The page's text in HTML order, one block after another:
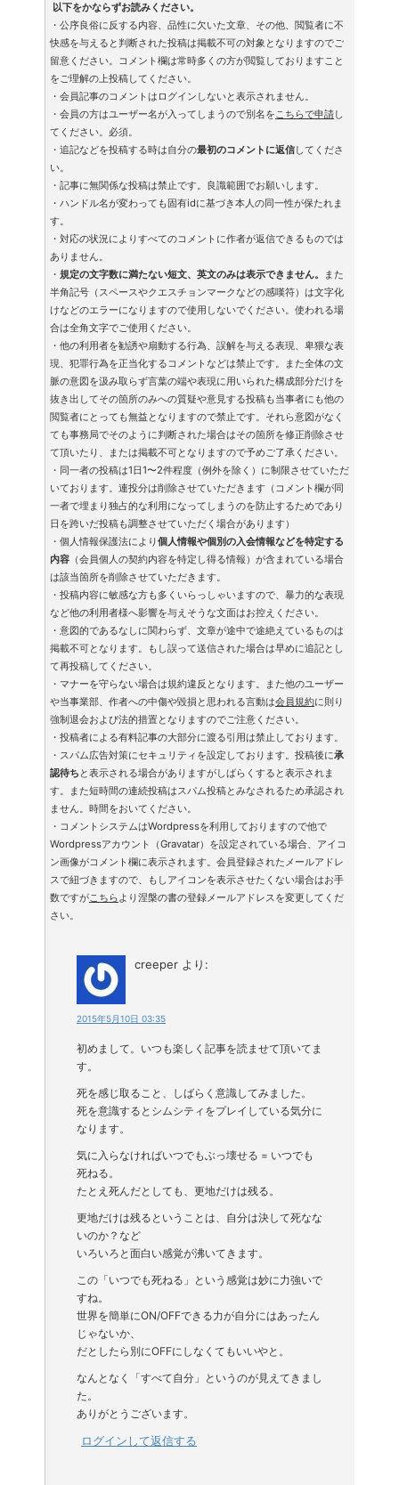
以下をかならずお読みください。
・公序良俗に反する内容、品性に欠いた文章、その他、閲覧者に不
快感を与えると判断された投稿は掲載不可の対象となりますのでご
留意ください。コメント欄は常時多くの方が閲覧しておりますこと
をご理解の上投稿してください。
・会員記事のコメントはログインしないと表示されません。
・会員の方はユーザー名が入ってしまうので別名をこちらで申請し
てください。必須。
・追記などを投稿する時は自分の最初のコメントに返信してくださ
い。
・記事に無関係な投稿は禁止です。良識範囲でお願いします。
・ハンドル名が変わっても固有idに基づき本人の同一性が保たれま
す。
・対応の状況によりすべてのコメントに作者が返信できるものでは
ありません。
・ 規定の文字数に満たない短文、英文のみは表示できません。
また
半角記号（スペースやクエスチョンマークなどの感嘆符）は文字化
けなどのエラーになりますので使用しないでください。使われる場
合は全角文字でご使用ください。
・他の利用者を勧誘や扇動する行為、誤解を与える表現、卑猥な表
現、犯罪行為を正当化するコメントなどは禁止です。また全体の文
脈の意図を汲み取らず言葉の端や表現に用いられた構成部分だけを
抜き出してその箇所のみへの質疑や意見する投稿も当事者にも他の
閲覧者にとっても無益となりますので禁止です。それら意図がなく
ても事務局でそのように判断された場合はその箇所を修正削除させ
て頂いたり、または掲載不可となりますので予めご了承ください。
・同一者の投稿は1日1〜2件程度（例外を除く）に制限させていただ
いております。連投分は削除させていただきます（コメント欄が同
一者で埋まり独占的な利用になってしまうのを防止するためであり
日を跨いだ投稿も調整させていただく場合があります）
・個人情報保護法により個人情報や個別の入会情報などを特定する
内容 （会員個人の契約内容を特定し得る情報）が含まれている場合
は該当箇所を削除させていただきます。
・投稿内容に敏感な方も多くいらっしゃいますので、暴力的な表現
など他の利用者様へ影響を与えそうな文面はお控えください。
・意図的であるなしに関わらず、文章が途中で途絶えているものは
掲載不可となります。もし誤って送信された場合は早めに追記とし
て再投稿してください。
・マナーを守らない場合は規約違反となります。また他のユーザー
や当事業部、作者への中傷や毀損と思われる言動は会員規約に則り
強制退会および法的措置となりますのでご注意ください。
・投稿者による有料記事の大部分に渡る引用は禁止しております。
・スパム広告対策にセキュリティを設定しております。投稿後に承
認待ち と表示される場合がありますがしばらくすると表示されま
す。また短時間の連続投稿はスパム投稿とみなされるため承認され
ません。時間をおいてください。
・コメントシステムはWordpressを利用しておりますので他で
Wordpressアカウント（Gravatar）を設定されている場合、アイコ
ン画像がコメント欄に表示されます。会員登録されたメールアドレ
スで紐づきますので、もしアイコンを表示させたくない場合はお手
数ですがこちらより涅槃の書の登録メールアドレスを変更してくだ
さい。
creeper より:
2015年5月10日 03:35
初めまして。いつも楽しく記事を読ませて頂いてま
す。
死を感じ取ること、しばらく意識してみました。
死を意識するとシムシティをプレイしている気分に
なります。
気に入らなければいつでもぶっ壊せる = いつでも
死ねる。
たとえ死んだとしても、更地だけは残る。
更地だけは残るということは、自分は決して死なな
いのか？など
いろいろと面白い感覚が沸いてきます。
この「いつでも死ねる」という感覚は妙に力強いで
すね。
世界を簡単にON/OFFできる力が自分にはあったん
じゃないか、
だとしたら別にOFFにしなくてもいいやと。
なんとなく「すべて自分」というのが見えてきまし
た。
ありがとうございます。
ログインして返信する